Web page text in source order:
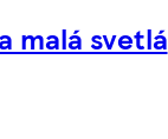
malá svetlá